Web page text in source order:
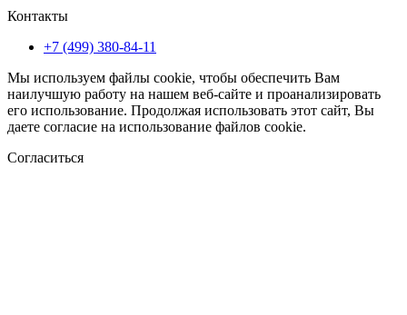
Контакты
+7 (499) 380-84-11
Мы используем файлы cookie, чтобы обеспечить Вам
наилучшую работу на нашем веб-сайте и проанализировать
его использование. Продолжая использовать этот сайт, Вы
даете согласие на использование файлов cookie.
Согласиться